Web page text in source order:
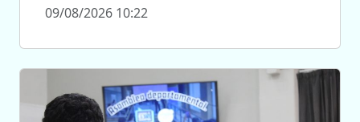
09/08/2026 10:22